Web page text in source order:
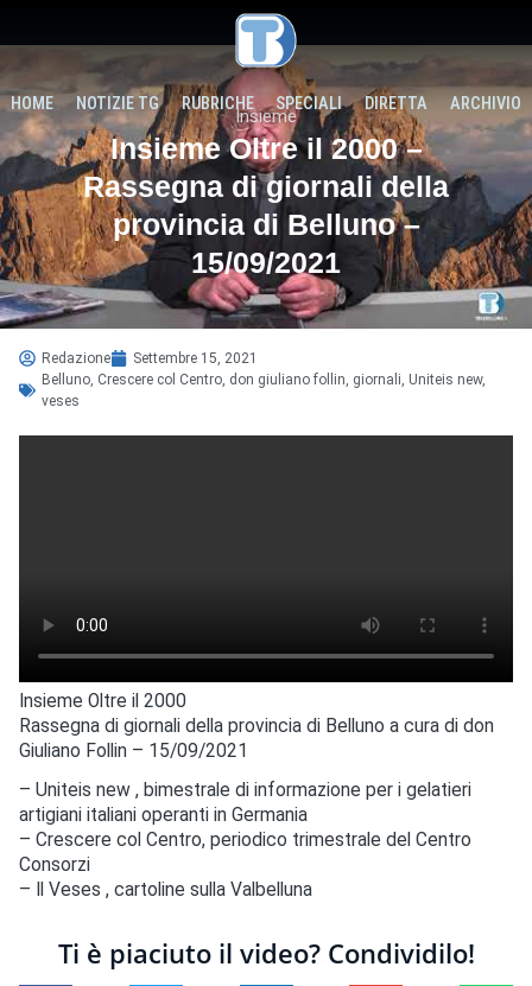
HOME NOTIZIE TG RUBRICHE SPECIALI DIRETTA ARCHIVIO
Insieme
Insieme Oltre il 2000 –
Rassegna di giornali della
provincia di Belluno –
15/09/2021
Redazione
Settembre 15, 2021
Belluno Crescere col Centro don giuliano follin giornali Uniteis new,
veses
Insieme Oltre il 2000
Rassegna di giornali della provincia di Belluno a cura di don
Giuliano Follin – 15/09/2021
– Uniteis new , bimestrale di informazione per i gelatieri
artigiani italiani operanti in Germania
– Crescere col Centro, periodico trimestrale del Centro
Consorzi
– Il Veses , cartoline sulla Valbelluna
Ti è piaciuto il video? Condividilo!